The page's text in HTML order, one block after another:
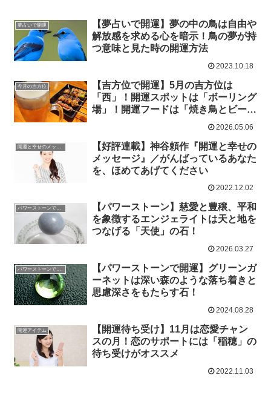
夢占いで開運
【夢占いで開運】夢の中の鳥は自由や
解放感を求める心を暗示！鳥の夢が持
つ意味と見た時の開運方法
2023.10.18
今月の吉方位
【吉方位で開運】5月の吉方位は
「西」！開運スポットは「ボーリング
場」！開運フードは「焼き鳥とビー
2026.05.06
開運と幸せのメッセージ
【好評連載】神谷頼作『開運と幸せの
メッセージ』／がんばっているあなた
を、ほめてあげてください
2022.12.02
パワーストーンで開運
【パワーストーン】慈愛と豊穣、平和
を象徴するエンジェライトは天と地を
つなげる「天使」の石！
2026.03.27
パワーストーンで開運
【パワーストーンで開運】グリーンガ
ーネットは深い森のような落ち着きと
思慮深さをもたらす石！
2024.08.28
開運アイテム
【開運待ち受け】11月は恋愛チャン
スの月！恋のサポートには「稲穂」の
待ち受けがオススメ
2022.11.03